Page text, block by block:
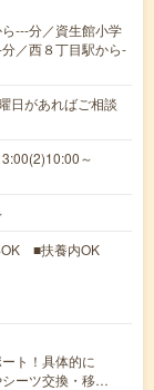
---分／資生館小学
／西８丁目駅から-
日があればご相談
～
■扶養内OK
ト！具体的に
シーツ交換・移…